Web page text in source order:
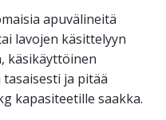
apuvälineitä
lavojen käsittelyyn
käsikäyttöinen
ja pitää
kapasiteetille saakka.